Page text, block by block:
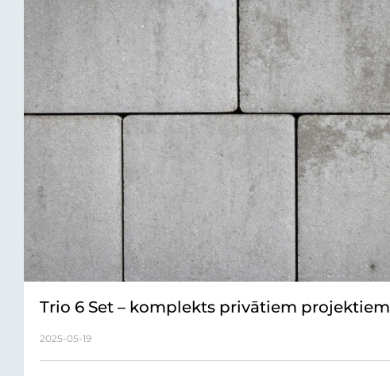
Trio 6 Set – komplekts privātiem projektiem
2025-05-19